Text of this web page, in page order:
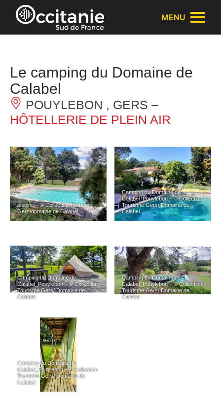
Panneau de gestion des cookies
MENU
Le camping du Domaine de
Calabel
POUYLEBON , GERS –
HÔTELLERIE DE PLEIN AIR
piscine – © Collection Tourisme
Gers/domaine de Calabel
Camping du Domaine de
Calabel_Pouylebon – © Collection
Tourisme Gers/ Domaine de
Calabel
Camping du Domaine de
Calabel_Pouylebon – © Collection
Tourisme Gers/ Domaine de
Calabel
Camping du Domaine de
Calabel_Pouylebon – © Collection
Tourisme Gers/ Domaine de
Calabel
Camping du Domaine de
Calabel_Pouylebon – © Collection
Tourisme Gers/ Domaine de
Calabel